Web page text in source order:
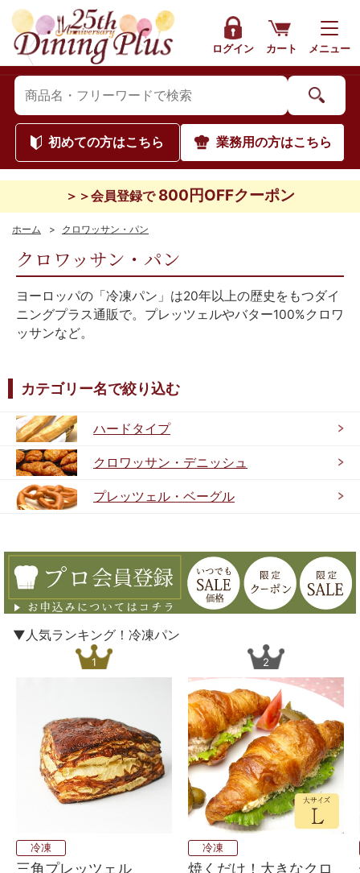
ログイン カート メニュー
初めての方はこちら 業務用の方はこちら
＞＞会員登録で 800円OFFクーポン
ホーム > クロワッサン・パン
クロワッサン・パン
ヨーロッパの「冷凍パン」は20年以上の歴史をもつダイ
ニングプラス通販で。プレッツェルやバター100%クロワ
ッサンなど。
カテゴリー名で絞り込む
ハードタイプ
クロワッサン・デニッシュ
プレッツェル・ベーグル
▼人気ランキング！冷凍パン
1
冷凍
三角プレッツェル
2
冷凍
焼くだけ！大きなクロ